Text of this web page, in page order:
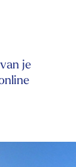
je